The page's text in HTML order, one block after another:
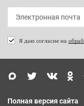
Я даю согласие на
Полная версия сайта